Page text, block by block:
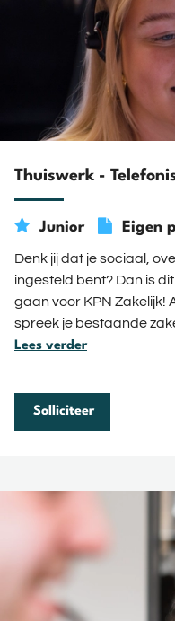
Thuiswerk -
Junior Eigen
€10,68 -€17,78
Denk jij dat je sociaal,
ingesteld bent? Dan is
gaan voor KPN Zakelijk!
spreek je bestaande
Lees verder
Solliciteer